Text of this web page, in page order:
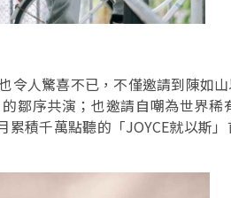
令人驚喜不已，不僅邀請到陳如
鄒序共演；也邀請自嘲為世界
累積千萬點聽的「JOYCE就以斯